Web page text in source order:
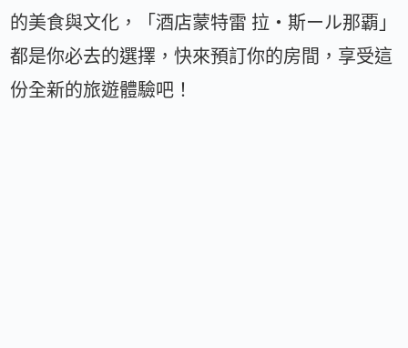
的美食與文化，「酒店蒙特雷 拉・斯ール那覇」
都是你必去的選擇，快來預訂你的房間，享受這
份全新的旅遊體驗吧！